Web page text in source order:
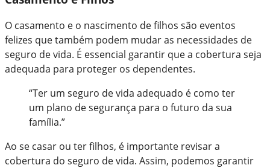
O casamento e o nascimento de filhos são eventos
felizes que também podem mudar as necessidades de
seguro de vida. É essencial garantir que a cobertura seja
adequada para proteger os dependentes.
“Ter um seguro de vida adequado é como ter
um plano de segurança para o futuro da sua
família.”
Ao se casar ou ter filhos, é importante revisar a
cobertura do seguro de vida. Assim, podemos garantir